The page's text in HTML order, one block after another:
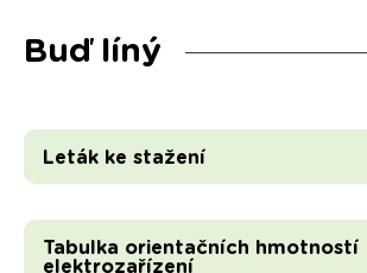
Buď líný
Leták ke stažení
Tabulka orientačních hmotností
elektrozařízení